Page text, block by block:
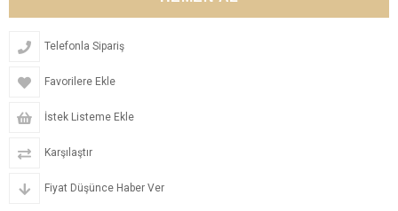
Telefonla Sipariş
Favorilere Ekle
İstek Listeme Ekle
Karşılaştır
Fiyat Düşünce Haber Ver